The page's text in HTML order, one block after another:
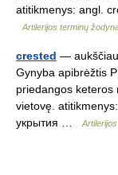
atitikmenys: angl.
Artilerijos terminų
crested —
Gynyba apibrėžtis
priedangos keteros
vietovę.
укрытия …